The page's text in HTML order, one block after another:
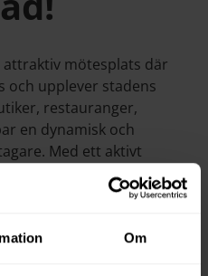
Om
attraktiv mötesplats där
och upplever stadens
restauranger,
en dynamisk och
Med ett aktivt
trygghetsarbete
besökare året runt, är
stadskärna och
framtid!